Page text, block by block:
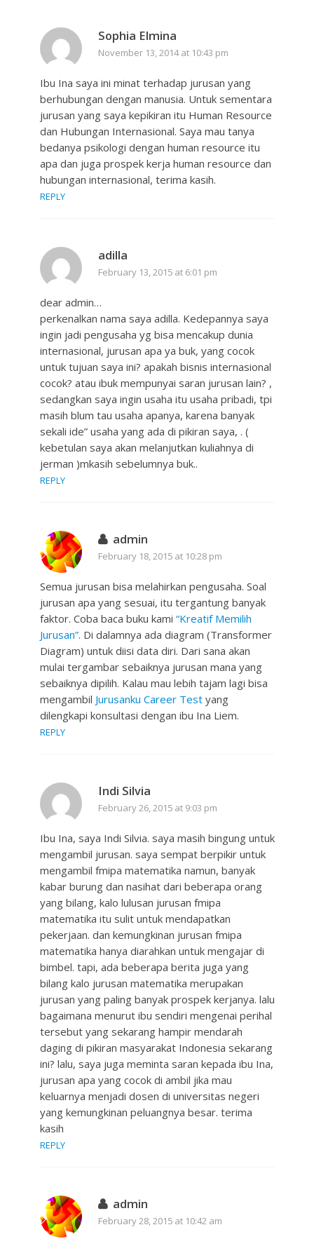
Sophia Elmina
November 13, 2014 at 10:43 pm
Ibu Ina saya ini minat terhadap jurusan yang
berhubungan dengan manusia. Untuk sementara
jurusan yang saya kepikiran itu Human Resource
dan Hubungan Internasional. Saya mau tanya
bedanya psikologi dengan human resource itu
apa dan juga prospek kerja human resource dan
hubungan internasional, terima kasih.
REPLY
adilla
February 13, 2015 at 6:01 pm
dear admin…
perkenalkan nama saya adilla. Kedepannya saya
ingin jadi pengusaha yg bisa mencakup dunia
internasional, jurusan apa ya buk, yang cocok
untuk tujuan saya ini? apakah bisnis internasional
cocok? atau ibuk mempunyai saran jurusan lain? ,
sedangkan saya ingin usaha itu usaha pribadi, tpi
masih blum tau usaha apanya, karena banyak
sekali ide” usaha yang ada di pikiran saya, . (
kebetulan saya akan melanjutkan kuliahnya di
jerman )mkasih sebelumnya buk..
REPLY
admin
February 18, 2015 at 10:28 pm
Semua jurusan bisa melahirkan pengusaha. Soal
jurusan apa yang sesuai, itu tergantung banyak
faktor. Coba baca buku kami “Kreatif Memilih
Jurusan”. Di dalamnya ada diagram (Transformer
Diagram) untuk diisi data diri. Dari sana akan
mulai tergambar sebaiknya jurusan mana yang
sebaiknya dipilih. Kalau mau lebih tajam lagi bisa
mengambil Jurusanku Career Testyang
dilengkapi konsultasi dengan ibu Ina Liem.
REPLY
Indi Silvia
February 26, 2015 at 9:03 pm
Ibu Ina, saya Indi Silvia. saya masih bingung untuk
mengambil jurusan. saya sempat berpikir untuk
mengambil fmipa matematika namun, banyak
kabar burung dan nasihat dari beberapa orang
yang bilang, kalo lulusan jurusan fmipa
matematika itu sulit untuk mendapatkan
pekerjaan. dan kemungkinan jurusan fmipa
matematika hanya diarahkan untuk mengajar di
bimbel. tapi, ada beberapa berita juga yang
bilang kalo jurusan matematika merupakan
jurusan yang paling banyak prospek kerjanya. lalu
bagaimana menurut ibu sendiri mengenai perihal
tersebut yang sekarang hampir mendarah
daging di pikiran masyarakat Indonesia sekarang
ini? lalu, saya juga meminta saran kepada ibu Ina,
jurusan apa yang cocok di ambil jika mau
keluarnya menjadi dosen di universitas negeri
yang kemungkinan peluangnya besar. terima
kasih
REPLY
admin
February 28, 2015 at 10:42 am